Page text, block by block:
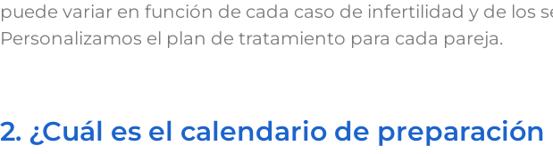
puede variar en función de cada caso de infertilidad y de los
Personalizamos el plan de tratamiento para cada pareja.
2. ¿Cuál es el calendario de preparación